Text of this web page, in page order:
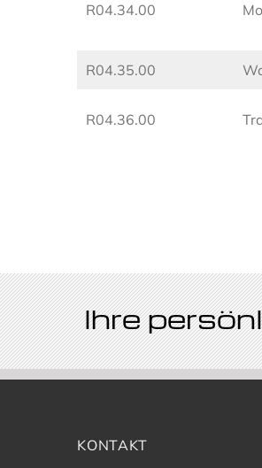
R04.34.00
R04.35.00
R04.36.00
Ihre
KONTAKT